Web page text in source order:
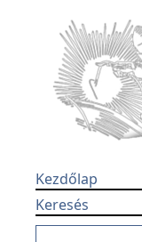
Kezdőlap
Keresés